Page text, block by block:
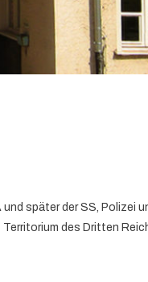
später der SS, Polizei
des Dritten